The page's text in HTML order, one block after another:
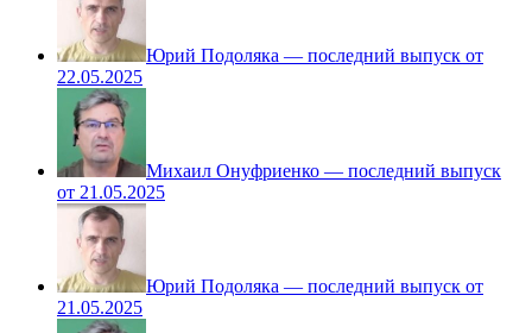
Юрий Подоляка — последний выпуск от
22.05.2025
Михаил Онуфриенко — последний выпуск
от 21.05.2025
Юрий Подоляка — последний выпуск от
21.05.2025